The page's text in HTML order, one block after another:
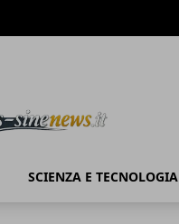
SCIENZA E TECNOLOGIA